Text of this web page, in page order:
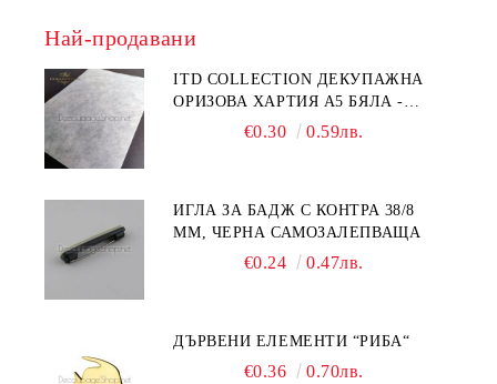
Най-продавани
ITD COLLECTION ДЕКУПАЖНА
ОРИЗОВА ХАРТИЯ А5 БЯЛА -
€0.30 0.59лв.
ИГЛА ЗА БАДЖ С КОНТРА 38/8
ММ, ЧЕРНА САМОЗАЛЕПВАЩА
€0.24 0.47лв.
ДЪРВЕНИ ЕЛЕМЕНТИ “РИБА“
€0.36 0.70лв.